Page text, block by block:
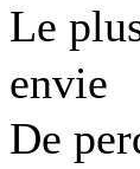
Le
envie
De